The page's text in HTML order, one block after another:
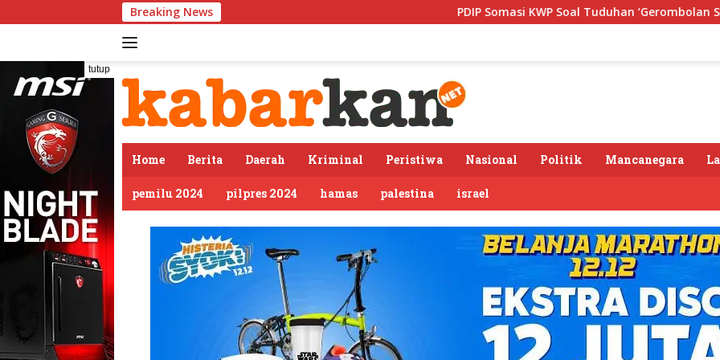
ke
Breaking News PDIP Somasi KWP Soal Tuduhan ‘Gerombolan Sirkus’, Buntut Rapat
tutup
Home Berita Daerah Kriminal Peristiwa Nasional Politik Mancanegara
pemilu 2024 pilpres 2024 hamas palestina israel